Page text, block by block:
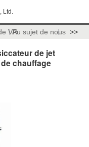
Ltd.
VRAu sujet de nous >>
de jet
chauffage